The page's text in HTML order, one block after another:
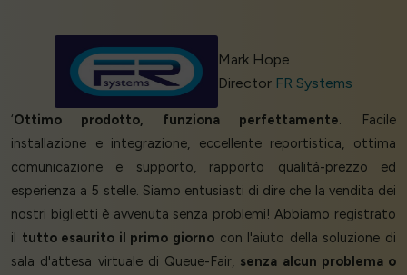
Mark Hope
Director FR Systems
‘Ottimo prodotto, funziona perfettamente. Facile
installazione e integrazione, eccellente reportistica, ottima
comunicazione e supporto, rapporto qualità-prezzo ed
esperienza a 5 stelle. Siamo entusiasti di dire che la vendita dei
nostri biglietti è avvenuta senza problemi! Abbiamo registrato
il tutto esaurito il primo giorno con l'aiuto della soluzione di
sala d'attesa virtuale di Queue-Fair, senza alcun problema o